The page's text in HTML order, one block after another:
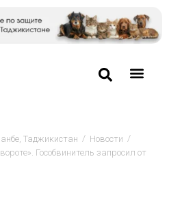
Таджикистан / Новости /
Гособвинитель запросил от